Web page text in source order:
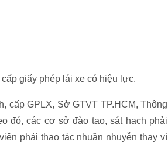
giấy phép lái xe có hiệu lực.
cấp GPLX, Sở GTVT TP.HCM, Thông
đó, các cơ sở đào tạo, sát hạch phải
phải thao tác nhuần nhuyễn thay vì